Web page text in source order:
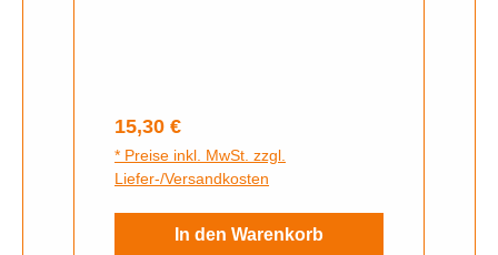
Regulärer Preis:
15,30 €
* Preise inkl. MwSt. zzgl.
Liefer-/Versandkosten
In den Warenkorb